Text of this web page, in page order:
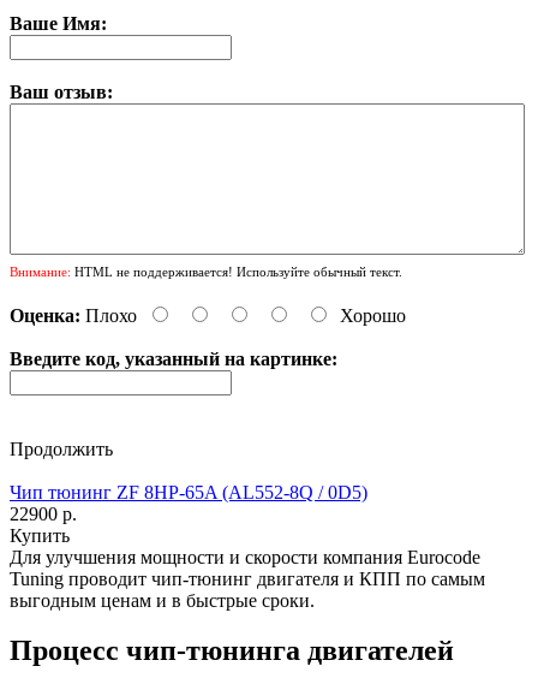
Ваше Имя:
Ваш отзыв:
Внимание: HTML не поддерживается! Используйте обычный текст.
Оценка: Плохо Хорошо
Введите код, указанный на картинке:
Продолжить
Чип тюнинг ZF 8HP-65A (AL552-8Q / 0D5)
22900 р.
Купить
Для улучшения мощности и скорости компания Eurocode
Tuning проводит чип-тюнинг двигателя и КПП по самым
выгодным ценам и в быстрые сроки.
Процесс чип-тюнинга двигателей